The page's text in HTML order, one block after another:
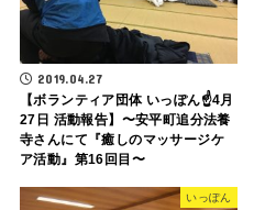
2019.04.27
【ボランティア団体 いっぽん☝️4月
27日 活動報告】〜安平町追分法養
寺さんにて『癒しのマッサージケ
ア活動』第16回目〜
いっぽん